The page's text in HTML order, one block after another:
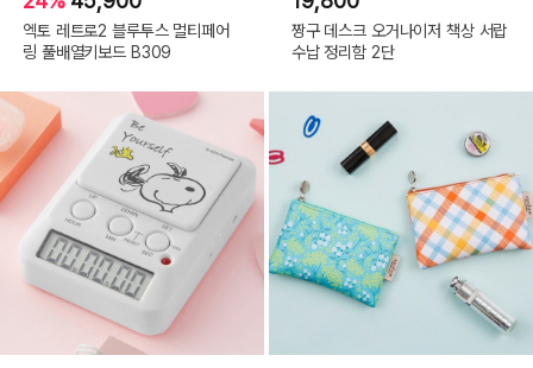
엑토 레트로2 블루투스 멀티페어
링 풀배열키보드 B309
짱구 데스크 오거나이저 책상 서랍
수납 정리함 2단